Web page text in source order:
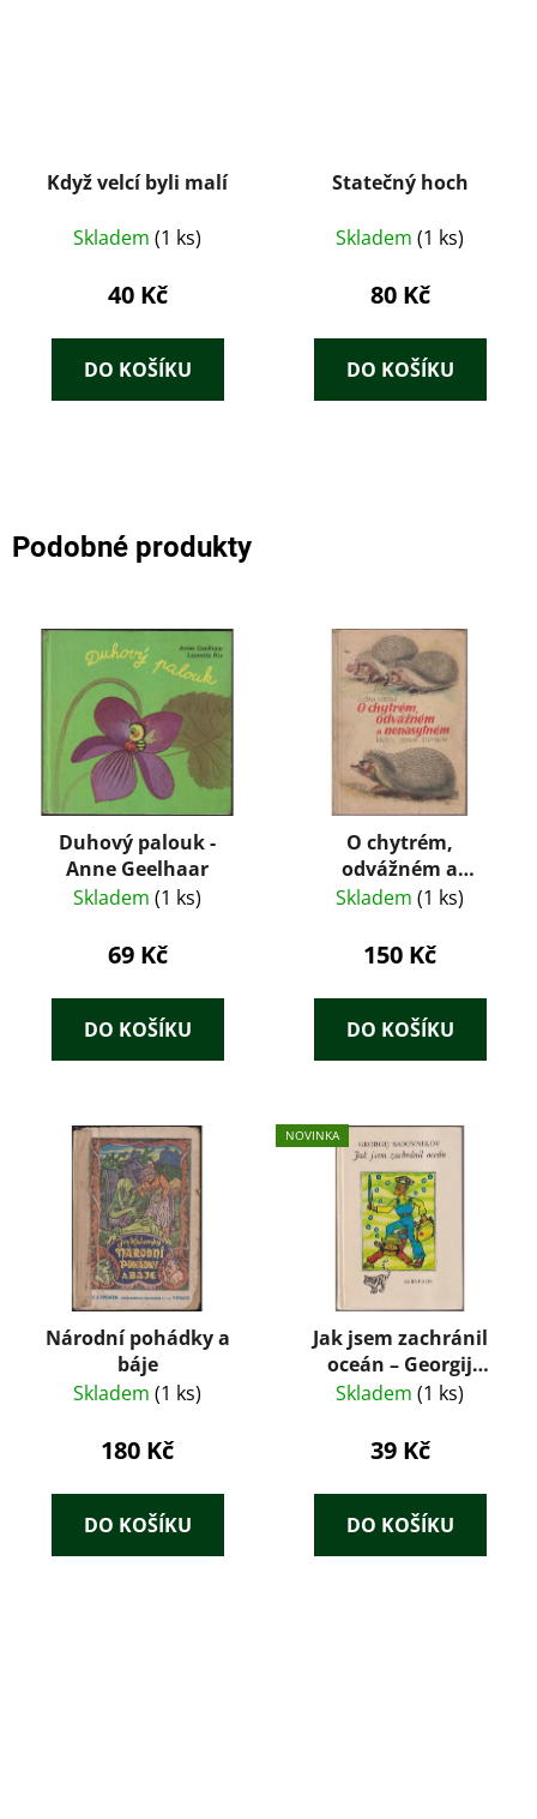
Když velcí byli malí
Skladem (1 ks)
40 Kč
DO KOŠÍKU
Statečný hoch
Skladem (1 ks)
80 Kč
DO KOŠÍKU
Podobné produkty
Duhový palouk -
Anne Geelhaar
Skladem (1 ks)
69 Kč
DO KOŠÍKU
O chytrém,
odvážném a
nenasytném
Skladem (1 ks)
150 Kč
DO KOŠÍKU
Národní pohádky a
báje
Skladem (1 ks)
180 Kč
DO KOŠÍKU
NOVINKA
Jak jsem zachránil
oceán – Georgij
Sadovnikov (Albatros,
Skladem (1 ks)
39 Kč
DO KOŠÍKU